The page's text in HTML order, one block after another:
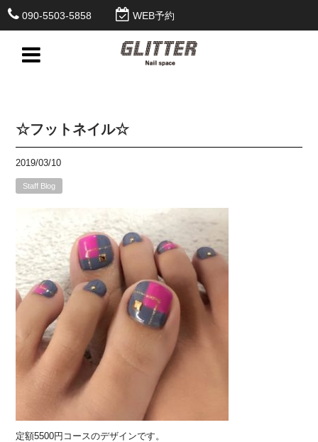
090-5503-5858 WEB予約
☆フットネイル☆
2019/03/10
Staff Blog
定額5500円コースのデザインです。